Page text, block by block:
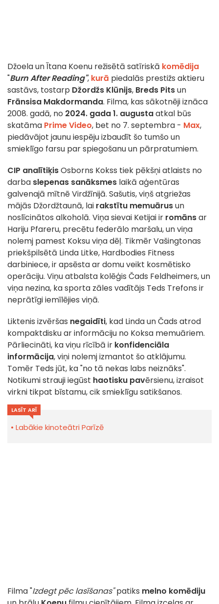
Džoela un Ītana Koenu režisētā satīriskā komēdija
"Burn After Reading", kurā piedalās prestižs aktieru
sastāvs, tostarp Džordžs Klūnijs, Breds Pitsun
Frānsisa Makdormanda. Filma, kas sākotnēji iznāca
2008. gadā, no 2024. gada 1. augustaatkal būs
skatāma Prime Video, bet no 7. septembra - Max,
piedāvājot jaunu iespēju izbaudīt šo tumšo un
smieklīgo farsu par spiegošanu un pārpratumiem.
CIP analītiķisOsborns Kokss tiek pēkšņi atlaists no
darba slepenas sanāksmes laikā aģentūras
galvenajā mītnē Virdžīnijā. Sašutis, viņš atgriežas
mājās Džordžtaunā, lai rakstītu memuārusun
noslīcinātos alkoholā. Viņa sievai Ketijai ir romānsar
Hariju Pfareru, precētu federālo maršalu, un viņa
nolemj pamest Koksu viņa dēļ. Tikmēr Vašingtonas
priekšpilsētā Linda Litke, Hardbodies Fitness
darbiniece, ir apsēsta ar domu veikt kosmētisko
operāciju. Viņu atbalsta kolēģis Čads Feldheimers, un
viņa nezina, ka sporta zāles vadītājs Teds Trefons ir
neprātīgi iemīlējies viņā.
Liktenis izvēršas negaidīti, kad Linda un Čads atrod
kompaktdisku ar informāciju no Koksa memuāriem.
Pārliecināti, ka viņu rīcībā ir konfidenciāla
informācija, viņi nolemj izmantot šo atklājumu.
Tomēr Teds jūt, ka "no tā nekas labs neiznāks".
Notikumi strauji iegūst haotisku pavērsienu, izraisot
virkni tikpat bīstamu, cik smieklīgu satikšanos.
LASĪT ARĪ
Labākie kinoteātri Parīzē
Filma "Izdegt pēc lasīšanas"patiks melno komēdiju